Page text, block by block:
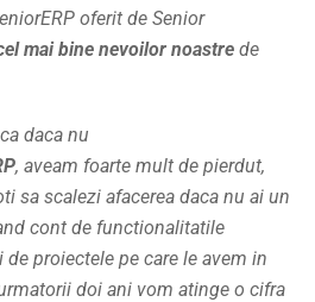
oferit de Senior
mai bine nevoilor noastre de
daca nu
, aveam foarte mult de pierdut,
sa scalezi afacerea daca nu ai un
cont de functionalitatile
proiectele pe care le avem in
doi ani vom atinge o cifra